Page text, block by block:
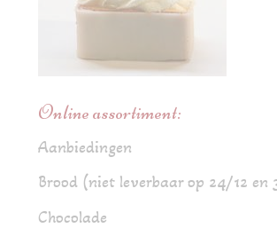
Online assortiment:
Aanbiedingen
Brood (niet leverbaar op 24/12 en
Chocolade